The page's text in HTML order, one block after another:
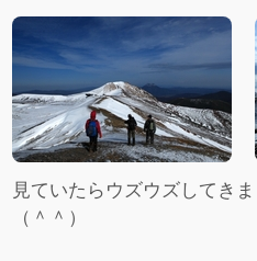
見ていたらウズウズしてき
（＾＾）